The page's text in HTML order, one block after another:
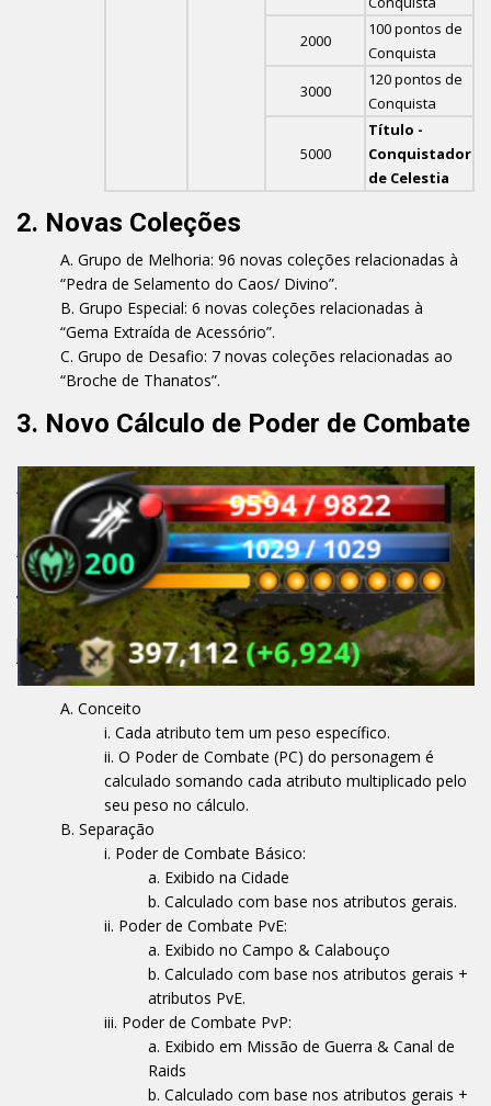
2000
100 pontos de
Conquista
3000
120 pontos de
Conquista
5000
Título -
Conquistador
de Celestia
2. Novas Coleções
Grupo de Melhoria: 96 novas coleções relacionadas à
“Pedra de Selamento do Caos/ Divino”.
Grupo Especial: 6 novas coleções relacionadas à
“Gema Extraída de Acessório”.
Grupo de Desafio: 7 novas coleções relacionadas ao
“Broche de Thanatos”.
3. Novo Cálculo de Poder de Combate
Conceito
Cada atributo tem um peso específico.
O Poder de Combate (PC) do personagem é
calculado somando cada atributo multiplicado pelo
seu peso no cálculo.
Separação
Poder de Combate Básico:
Exibido na Cidade
Calculado com base nos atributos gerais.
Poder de Combate PvE:
Exibido no Campo & Calabouço
Calculado com base nos atributos gerais +
atributos PvE.
Poder de Combate PvP:
Exibido em Missão de Guerra & Canal de
Raids
Calculado com base nos atributos gerais +